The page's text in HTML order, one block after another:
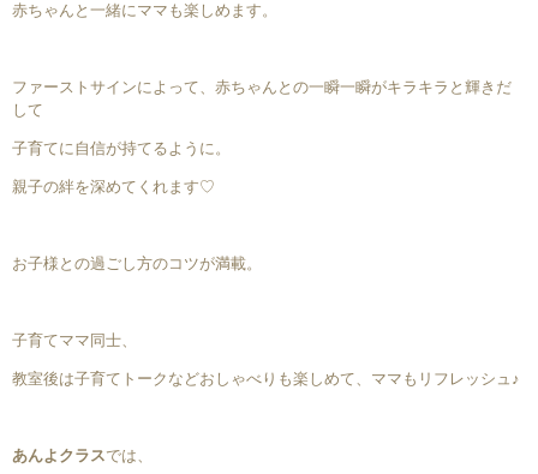
赤ちゃんと一緒にママも楽しめます。
ファーストサインによって、赤ちゃんとの一瞬一瞬がキラキラと輝きだ
して
子育てに自信が持てるように。
親子の絆を深めてくれます♡
お子様との過ごし方のコツが満載。
子育てママ同士、
教室後は子育てトークなどおしゃべりも楽しめて、ママもリフレッシュ♪
あんよクラスでは、